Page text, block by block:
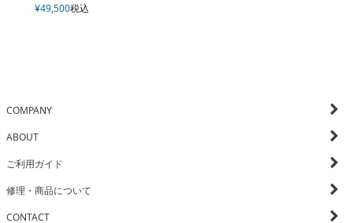
¥49,500税込
COMPANY
ABOUT
ご利用ガイド
修理・商品について
CONTACT